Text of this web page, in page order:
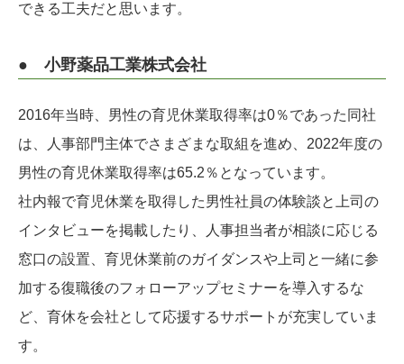
できる工夫だと思います。
● 小野薬品工業株式会社
2016年当時、男性の育児休業取得率は0％であった同社
は、人事部門主体でさまざまな取組を進め、2022年度の
男性の育児休業取得率は65.2％となっています。
社内報で育児休業を取得した男性社員の体験談と上司の
インタビューを掲載したり、人事担当者が相談に応じる
窓口の設置、育児休業前のガイダンスや上司と一緒に参
加する復職後のフォローアップセミナーを導入するな
ど、育休を会社として応援するサポートが充実していま
す。